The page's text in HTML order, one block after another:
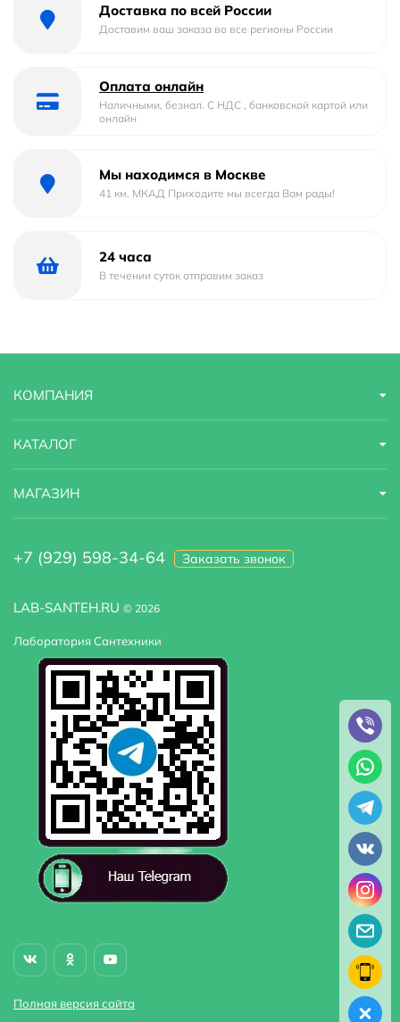
протяжении всего срока службы.
Колба из тонкого ультрапрочного стекла белого
Настенное крепление при помощи шурупов.
Доставка по всей России
Доставим ваш заказа во все регионы России
Оплата онлайн
Наличными, безнал. С НДС , банковской картой или
онлайн
Мы находимся в Москве
41 км. МКАД Приходите мы всегда Вам рады!
24 часа
В течении суток отправим заказ
LAB-SANTEH.RU © 2026
Лаборатория Сантехники
Полная версия сайта
КОМПАНИЯ
КАТАЛОГ
МАГАЗИН
+7 (929) 598-34-64 Заказать звонок